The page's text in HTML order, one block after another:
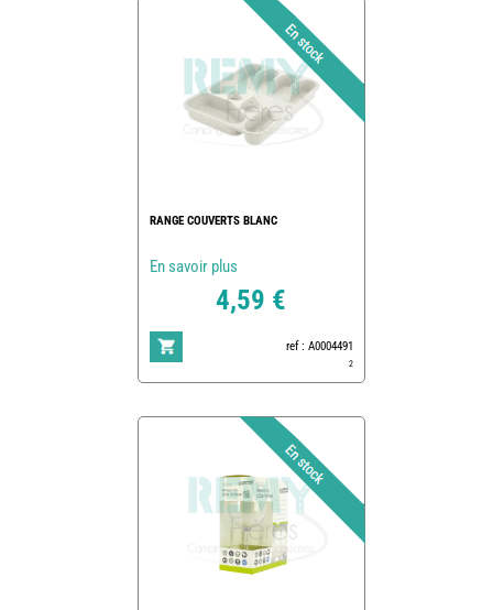
RANGE COUVERTS BLANC
En savoir plus
4,59 €
ref : A0004491
2